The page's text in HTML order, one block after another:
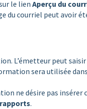
le lien Aperçu du
du courriel peut avoir
L’émetteur peut
sera utilisée
ne désire pas
.